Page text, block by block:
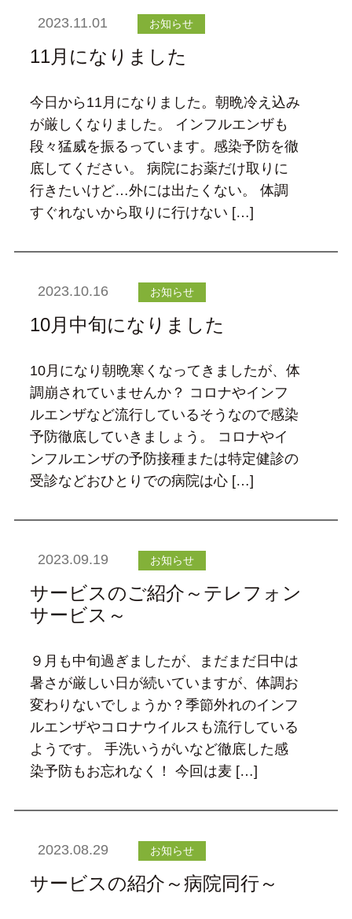
2023.11.01 お知らせ
11月になりました
今日から11月になりました。朝晩冷え込み
が厳しくなりました。 インフルエンザも
段々猛威を振るっています。感染予防を徹
底してください。 病院にお薬だけ取りに
行きたいけど…外には出たくない。 体調
すぐれないから取りに行けない […]
2023.10.16 お知らせ
10月中旬になりました
10月になり朝晩寒くなってきましたが、体
調崩されていませんか？ コロナやインフ
ルエンザなど流行しているそうなので感染
予防徹底していきましょう。 コロナやイ
ンフルエンザの予防接種または特定健診の
受診などおひとりでの病院は心 […]
2023.09.19 お知らせ
サービスのご紹介～テレフォン
サービス～
９月も中旬過ぎましたが、まだまだ日中は
暑さが厳しい日が続いていますが、体調お
変わりないでしょうか？季節外れのインフ
ルエンザやコロナウイルスも流行している
ようです。 手洗いうがいなど徹底した感
染予防もお忘れなく！ 今回は麦 […]
2023.08.29 お知らせ
サービスの紹介～病院同行～